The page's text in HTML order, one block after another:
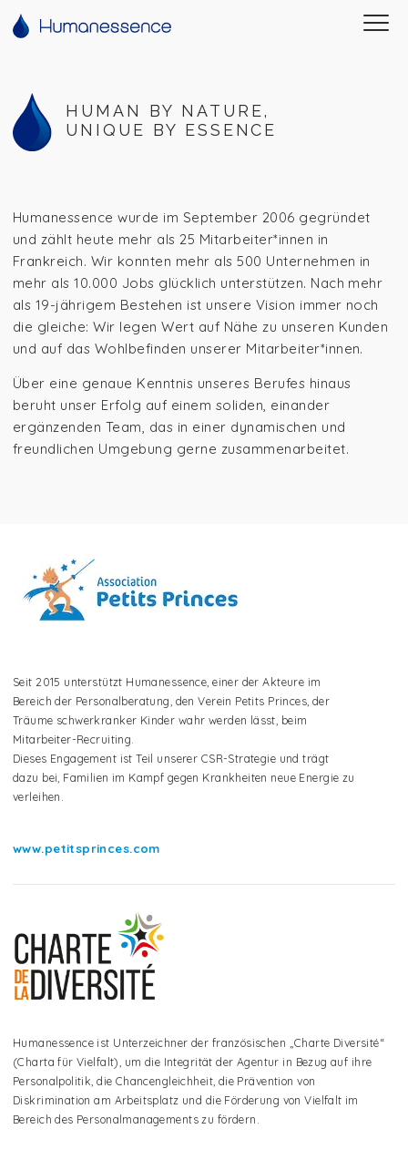
UNIQUE BY
Humanessence wurde im September 2006 gegründet
und zählt heute mehr als 25 Mitarbeiter*innen in
Frankreich. Wir konnten mehr als 500 Unternehmen in
mehr als 10.000 Jobs glücklich unterstützen. Nach mehr
als 19-jährigem Bestehen ist unsere Vision immer noch
die gleiche: Wir legen Wert auf Nähe zu unseren Kunden
und auf das Wohlbefinden unserer Mitarbeiter*innen.
Über eine genaue Kenntnis unseres Berufes hinaus
beruht unser Erfolg auf einem soliden, einander
ergänzenden Team, das in einer dynamischen und
freundlichen Umgebung gerne zusammenarbeitet.
Seit 2015 unterstützt Humanessence, einer der Akteure im
Bereich der Personalberatung, den Verein Petits Princes, der
Träume schwerkranker Kinder wahr werden lässt, beim
Mitarbeiter-Recruiting.
Dieses Engagement ist Teil unserer CSR-Strategie und trägt
dazu bei, Familien im Kampf gegen Krankheiten neue Energie zu
verleihen.
www.petitsprinces.com
Humanessence ist Unterzeichner der französischen „Charte Diversité“
(Charta für Vielfalt), um die Integrität der Agentur in Bezug auf ihre
Personalpolitik, die Chancengleichheit, die Prävention von
Diskrimination am Arbeitsplatz und die Förderung von Vielfalt im
Bereich des Personalmanagements zu fördern.